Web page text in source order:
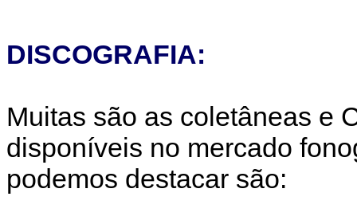
DISCOGRAFIA:
Muitas são as coletâneas e
disponíveis no mercado
podemos destacar são: